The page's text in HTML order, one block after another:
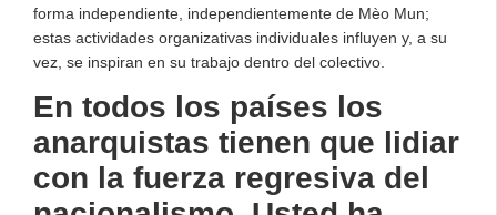
forma independiente, independientemente de Mèo Mun;
estas actividades organizativas individuales influyen y, a su
vez, se inspiran en su trabajo dentro del colectivo.
En todos los países los
anarquistas tienen que lidiar
con la fuerza regresiva del